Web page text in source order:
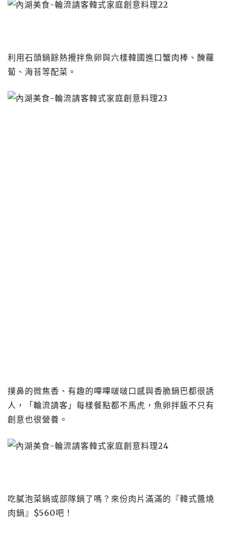
利用石頭鍋餘熱攪拌魚卵與六樣韓國進口蟹肉棒、醃蘿
蔔、海苔等配菜。
撲鼻的微焦香、有趣的嗶嗶啵啵口感與香脆鍋巴都很誘
人，「輪流請客」每樣餐點都不馬虎，魚卵拌飯不只有
創意也很營養。
吃膩泡菜鍋或部隊鍋了嗎？來份肉片滿滿的『韓式醬燒
肉鍋』$560吧！